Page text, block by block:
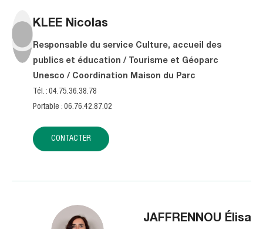
KLEE Nicolas
Responsable du service Culture, accueil des
publics et éducation / Tourisme et Géoparc
Unesco / Coordination Maison du Parc
Tél. : 04.75.36.38.78
Portable : 06.76.42.87.02
CONTACTER
JAFFRENNOU Élisa